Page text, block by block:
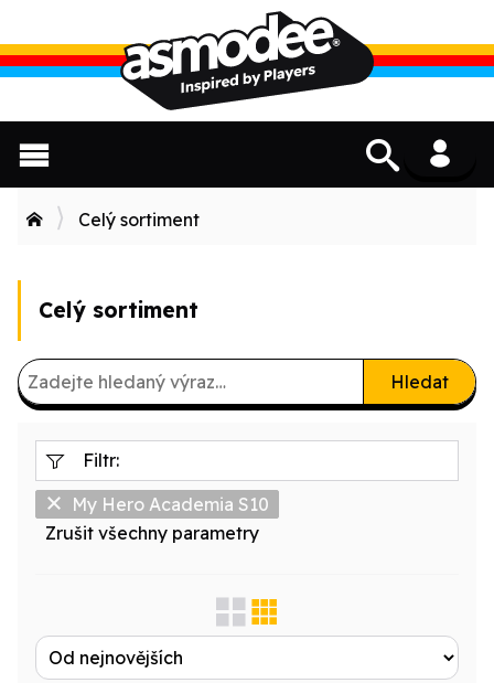
Celý sortiment
Celý sortiment
Hledat
Filtr:
Produktová řada
My Hero Academia S10
Zrušit všechny parametry